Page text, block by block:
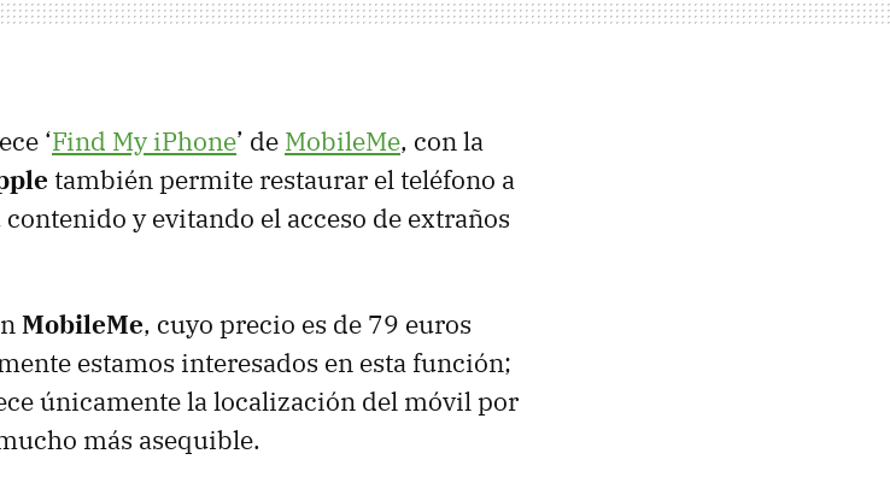
‘Find My iPhone’ de MobileMe, con la
también permite restaurar el teléfono a
y evitando el acceso de extraños
MobileMe, cuyo precio es de 79 euros
estamos interesados en esta función;
únicamente la localización del móvil por
más asequible.